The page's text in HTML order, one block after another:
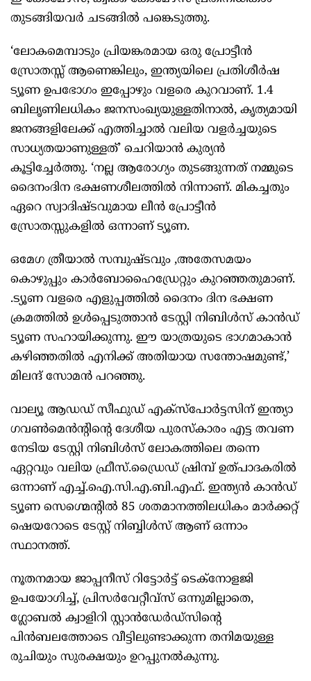
തുടങ്ങിയവർ ചടങ്ങിൽ പങ്കെടുത്തു.
‘ലോകമെമ്പാടും പ്രിയങ്കരമായ ഒരു പ്രോട്ടീൻ
സ്രോതസ്സ് ആണെങ്കിലും, ഇന്ത്യയിലെ പ്രതിശീർഷ
ട്യൂണ ഉപഭോഗം ഇപ്പോഴും വളരെ കുറവാണ്. 1.4
ബിലൃണിലധികം ജനസംഖ്യയുള്ളതിനാൽ, കൃത്യമായി
ജനങ്ങളിലേക്ക് എത്തിച്ചാൽ വലിയ വളർച്ചയുടെ
സാധ്യതയാണുള്ളത്’ ചെറിയാൻ കുര്യൻ
കൂട്ടിച്ചേർത്തു. ‘നല്ല ആരോഗ്യം തുടങ്ങുന്നത് നമ്മുടെ
ദൈനംദിന ഭക്ഷണശീലത്തിൽ നിന്നാണ്. മികച്ചതും
ഏറെ സ്വാദിഷ്ടവുമായ ലീൻ പ്രോട്ടീൻ
സ്രോതസ്സുകളിൽ ഒന്നാണ് ട്യൂണ.
ഒമേഗ ത്രീയാൽ സമ്പുഷ്ടവും ,അതേസമയം
കൊഴുപ്പും കാർബോഹൈഡ്രേറ്റും കുറഞ്ഞതുമാണ്.
.ട്യൂണ വളരെ എളുപ്പത്തിൽ ദൈനം ദിന ഭക്ഷണ
ക്രമത്തിൽ ഉൾപ്പെടുത്താൻ ടേസ്റ്റി നിബിൾസ് കാൻഡ്
ട്യൂണ സഹായിക്കുന്നു. ഈ യാത്രയുടെ ഭാഗമാകാൻ
കഴിഞ്ഞതിൽ എനിക്ക് അതിയായ സന്തോഷമുണ്ട്,’
മിലന്ദ് സോമൻ പറഞ്ഞു.
വാല്യൂ ആഡഡ് സീഫുഡ് എക്‌സ്‌പോർട്ടസിന് ഇന്ത്യാ
ഗവൺമെൻന്റിന്റെ ദേശീയ പുരസ്‌കാരം എട്ട തവണ
നേടിയ ടേസ്റ്റി നിബിൾസ് ലോകത്തിലെ തന്നെ
ഏറ്റവും വലിയ ഫ്രീസ്.ഡ്രൈഡ് ഷ്രിമ്പ് ഉത്പാദകരിൽ
ഒന്നാണ് എച്ച്.ഐ.സി.എ.ബി.എഫ്. ഇന്ത്യൻ കാൻഡ്
ട്യൂണ സെഗ്മെന്റിൽ 85 ശതമാനത്തിലധികം മാർക്കറ്റ്
ഷെയറോടെ ടേസ്റ്റ് നിബ്ബിൾസ് ആണ് ഒന്നാം
സ്ഥാനത്ത്.
നൂതനമായ ജാപ്പനീസ് റിട്ടോർട്ട് ടെക്‌നോളജി
ഉപയോഗിച്ച്, പ്രിസർവേറ്റീവ്‌സ് ഒന്നുമില്ലാതെ,
ഗ്ലോബൽ ക്വാളിറി സ്റ്റാൻഡേർഡ്‌സിന്റെ
പിൻബലത്തോടെ വീട്ടിലുണ്ടാക്കുന്ന തനിമയുള്ള
രുചിയും സുരക്ഷയും ഉറപ്പുനൽകുന്നു.